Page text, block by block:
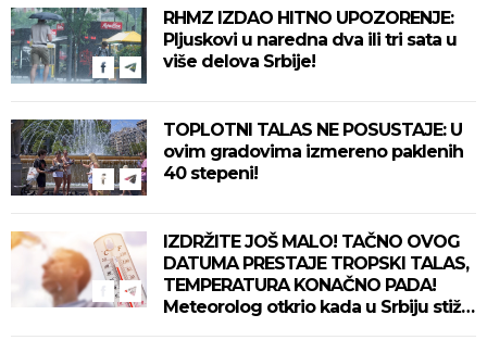
RHMZ IZDAO HITNO UPOZORENJE:
Pljuskovi u naredna dva ili tri sata u
više delova Srbije!
TOPLOTNI TALAS NE POSUSTAJE: U
ovim gradovima izmereno paklenih
40 stepeni!
IZDRŽITE JOŠ MALO! TAČNO OVOG
DATUMA PRESTAJE TROPSKI TALAS,
TEMPERATURA KONAČNO PADA!
Meteorolog otkrio kada u Srbiju stiže